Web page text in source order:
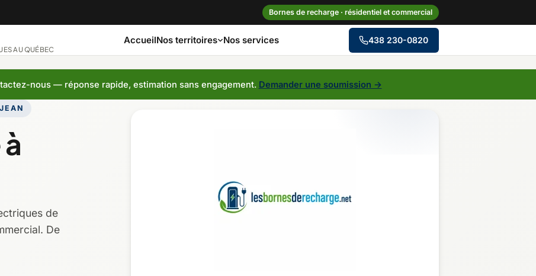
Bornes de recharge · résidentiel et commercial
AU QUÉBEC
AccueilNos territoires
Laval Mauricie
Nos services 438 230-0820
nous — réponse rapide, estimation sans engagement. Demander une soumission →
de
De